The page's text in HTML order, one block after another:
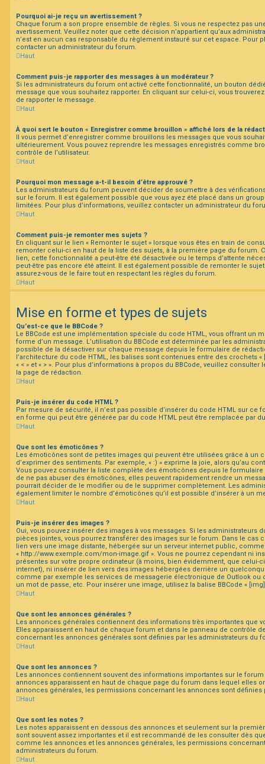
Pourquoi ai-je reçu un avertissement ?
Chaque forum a son propre ensemble de règles. Si vous ne respectez pas
avertissement. Veuillez noter que cette décision n’appartient qu’aux
n’est en aucun cas responsable du règlement instauré sur cet espace. Pour
contacter un administrateur du forum.
Haut
Comment puis-je rapporter des messages à un modérateur ?
Si les administrateurs du forum ont activé cette fonctionnalité, un bouton
message que vous souhaitez rapporter. En cliquant sur celui-ci, vous
de rapporter le message.
Haut
À quoi sert le bouton « Enregistrer comme brouillon » affiché lors de la
Il vous permet d’enregistrer comme brouillons les messages que vous
ultérieurement. Vous pouvez reprendre les messages enregistrés comme
contrôle de l’utilisateur.
Haut
Pourquoi mon message a-t-il besoin d’être approuvé ?
Les administrateurs du forum peuvent décider de soumettre à des
sur le forum. Il est également possible que vous ayez été placé dans un
limitées. Pour plus d’informations, veuillez contacter un administrateur du
Haut
Comment puis-je remonter mes sujets ?
En cliquant sur le lien « Remonter le sujet » lorsque vous êtes en train de
remonter celui-ci en haut de la liste des sujets, à la première page du forum.
lien, cette fonctionnalité a peut-être été désactivée ou le temps d’attente
peut-être pas encore été atteint. Il est également possible de remonter le
assurez-vous de le faire tout en respectant les règles du forum.
Haut
Mise en forme et types de sujets
Qu’est-ce que le BBCode ?
Le BBCode est une implémentation spéciale du code HTML, vous offrant un
forme d’un message. L’utilisation du BBCode est déterminée par les
possible de la désactiver sur chaque message depuis le formulaire de
l’architecture du code HTML, les balises sont contenues entre des crochets «
« < » et « > ». Pour plus d’informations à propos du BBCode, veuillez
la page de rédaction.
Haut
Puis-je insérer du code HTML ?
Par mesure de sécurité, il n’est pas possible d’insérer du code HTML sur ce
en forme qui peut être générée par du code HTML peut être remplacée par
Haut
Que sont les émoticônes ?
Les émoticônes sont de petites images qui peuvent être utilisées grâce à un
d’exprimer des sentiments. Par exemple, « :) » exprime la joie, alors qu’au
Vous pouvez consulter la liste complète des émoticônes depuis le formulaire
de ne pas abuser des émoticônes, elles peuvent rapidement rendre un
pourrait décider de le modifier ou de le supprimer complètement. Les
également limiter le nombre d’émoticônes qu’il est possible d’insérer à un
Haut
Puis-je insérer des images ?
Oui, vous pouvez insérer des images à vos messages. Si les administrateurs
pièces jointes, vous pourrez transférer des images sur le forum. Dans le cas
lien vers une image distante, hébergée sur un serveur internet public,
« http://www.exemple.com/mon-image.gif ». Vous ne pourrez cependant ni
présentes sur votre propre ordinateur (à moins, bien évidemment, que celui-
internet), ni insérer de lien vers des images hébergées derrière un
comme par exemple les services de messagerie électronique de Outlook ou
un mot de passe, etc. Pour insérer une image, utilisez la balise BBCode « [img]
Haut
Que sont les annonces générales ?
Les annonces générales contiennent des informations très importantes que
Elles apparaissent en haut de chaque forum et dans le panneau de contrôle
concernant les annonces générales sont définies par les administrateurs du
Haut
Que sont les annonces ?
Les annonces contiennent souvent des informations importantes sur le
annonces apparaissent en haut de chaque page du forum dans lequel elles
annonces générales, les permissions concernant les annonces sont définies
Haut
Que sont les notes ?
Les notes apparaissent en dessous des annonces et seulement sur la
sont souvent assez importantes et il est recommandé de les consulter dès
comme les annonces et les annonces générales, les permissions
administrateurs du forum.
Haut